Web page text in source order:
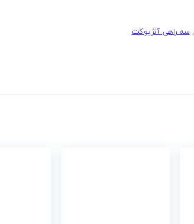
,سه راهی آنژیوکت